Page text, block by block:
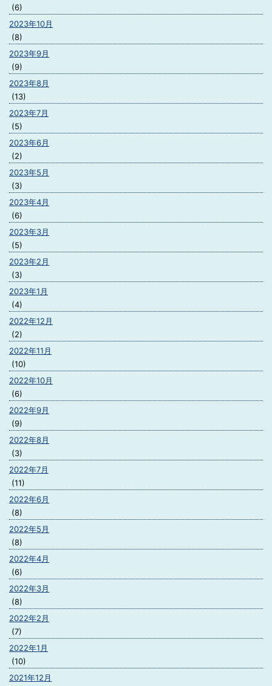
(6)
2023年10月
(8)
2023年9月
(9)
2023年8月
(13)
2023年7月
(5)
2023年6月
(2)
2023年5月
(3)
2023年4月
(6)
2023年3月
(5)
2023年2月
(3)
2023年1月
(4)
2022年12月
(2)
2022年11月
(10)
2022年10月
(6)
2022年9月
(9)
2022年8月
(3)
2022年7月
(11)
2022年6月
(8)
2022年5月
(8)
2022年4月
(6)
2022年3月
(8)
2022年2月
(7)
2022年1月
(10)
2021年12月